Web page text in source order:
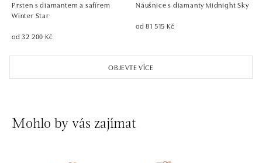
dnes otevřeno do 21:00
OBJEVTE VÍCE
Prsten s diamantem a safírem
Winter Star
od 32 200 Kč
Náušnice s diamanty Midnight Sky
od 81 515 Kč
Mohlo by vás zajímat